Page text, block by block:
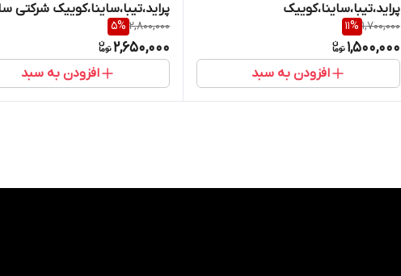
پراید،تیبا،ساینا،کوییک
1,700,000
11%
1,500,000
افزودن به سبد
پراید،تیبا،ساینا،کوییک شرکتی
2,800,000
5%
2,650,000
افزودن به سبد